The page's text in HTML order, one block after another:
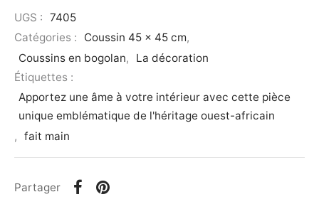
UGS : 7405
Catégories :
Coussin 45 x 45 cm,
Coussins en bogolan,
La décoration
Étiquettes :
Apportez une âme à votre intérieur avec cette pièce
unique emblématique de l'héritage ouest-africain
, fait main
Partager